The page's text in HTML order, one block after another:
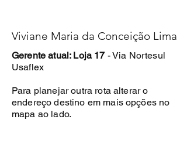
Viviane Maria da Conceição Lima
Gerente atual: Loja 17 -Via Nortesul
Usaflex
Para planejar outra rota alterar o
endereço destino em mais opções no
mapa ao lado.